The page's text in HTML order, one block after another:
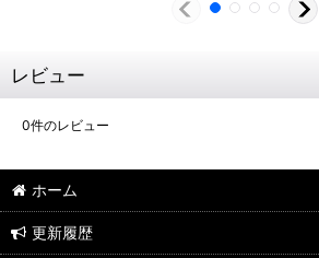
レビュー
0件のレビュー
ホーム
更新履歴